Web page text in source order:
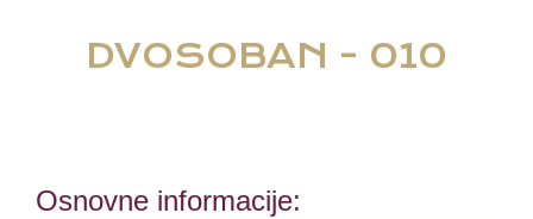
DVOSOBAN - 010
Osnovne informacije: